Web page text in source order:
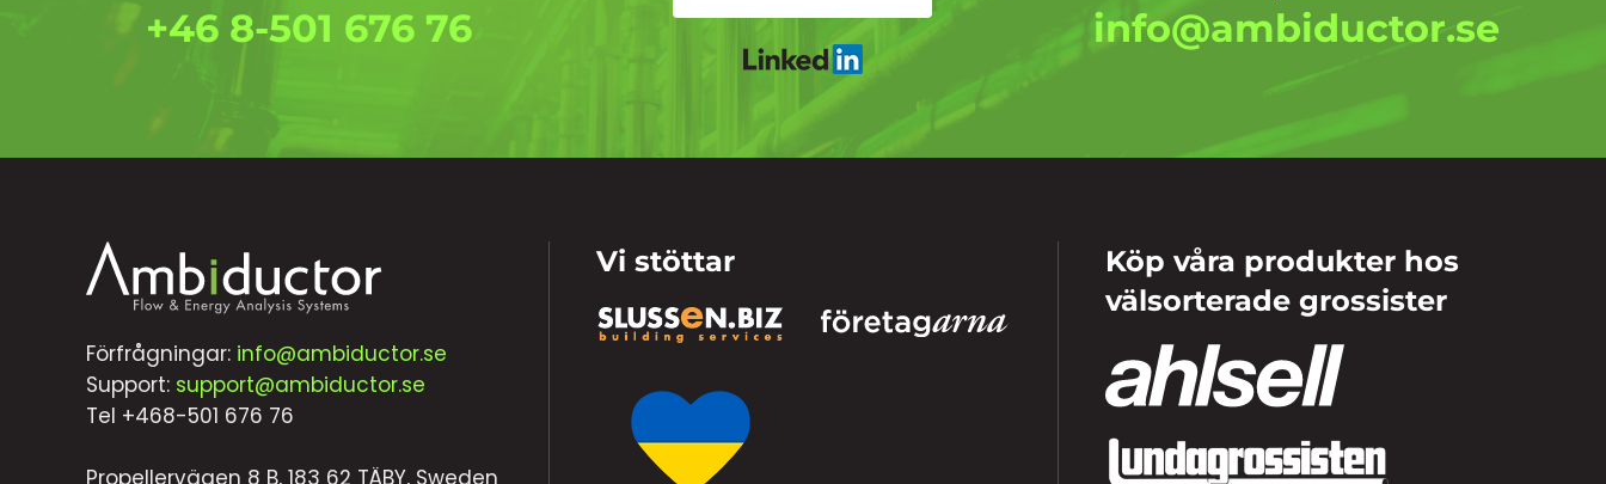
+46 8-501 676 76 info@ambiductor.se
Förfrågningar: info@ambiductor.se
Support: support@ambiductor.se
Tel +468-501 676 76
Propellervägen 8 B, 183 62 TÄBY, Sweden
Vi stöttar
Köp våra produkter hos
välsorterade grossister